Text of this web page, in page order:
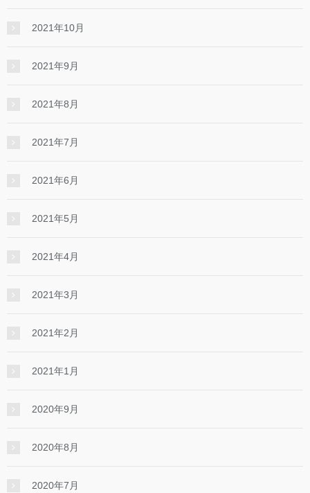
2021年10月
2021年9月
2021年8月
2021年7月
2021年6月
2021年5月
2021年4月
2021年3月
2021年2月
2021年1月
2020年9月
2020年8月
2020年7月